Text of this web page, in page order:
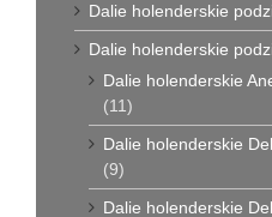
Dalie holenderskie
Dalie holenderskie
Dalie holenderskie
(11)
Dalie holenderskie
(9)
Dalie holenderskie